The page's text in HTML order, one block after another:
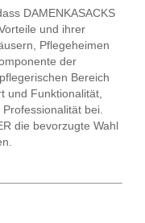
DAMENKASACKS
und ihrer
Pflegeheimen
der
Bereich
und Funktionalität,
bei.
die bevorzugte Wahl